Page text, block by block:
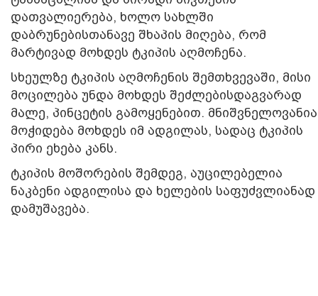
დათვალიერება, ხოლო სახლში
დაბრუნებისთანავე შხაპის მიღება, რომ
მარტივად მოხდეს ტკიპის აღმოჩენა.
სხეულზე ტკიპის აღმოჩენის შემთხვევაში, მისი
მოცილება უნდა მოხდეს შეძლებისდაგვარად
მალე, პინცეტის გამოყენებით. მნიშვნელოვანია
მოჭიდება მოხდეს იმ ადგილას, სადაც ტკიპის
პირი ეხება კანს.
ტკიპის მოშორების შემდეგ, აუცილებელია
ნაკბენი ადგილისა და ხელების საფუძვლიანად
დამუშავება.